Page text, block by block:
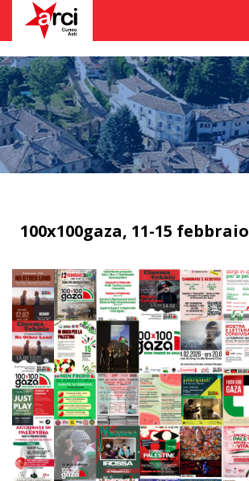
100x100gaza, 11-15 febbraio